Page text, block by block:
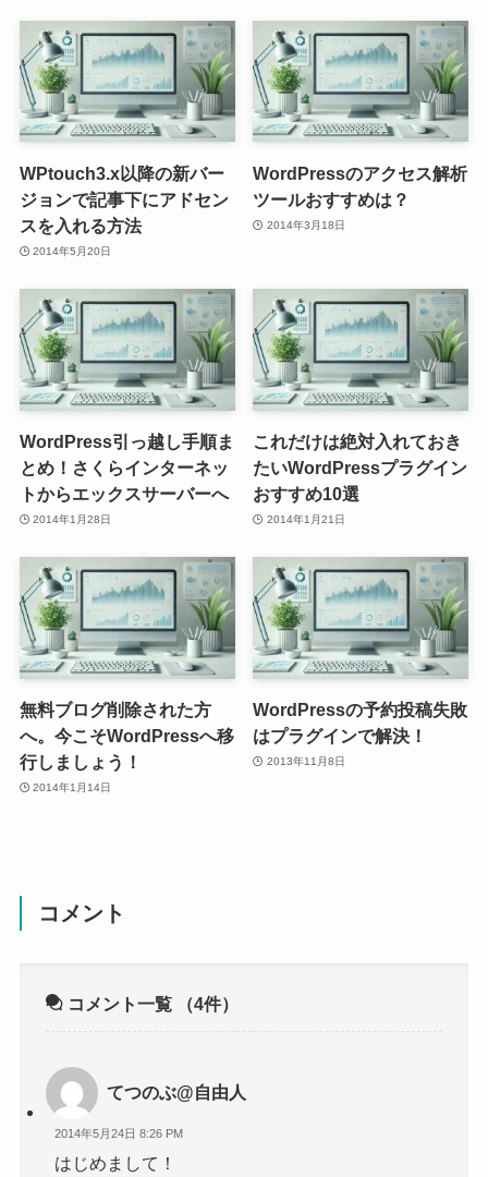
WPtouch3.x以降の新バー
ジョンで記事下にアドセン
スを入れる方法
2014年5月20日
WordPressのアクセス解析
ツールおすすめは？
2014年3月18日
WordPress引っ越し手順ま
とめ！さくらインターネッ
トからエックスサーバーへ
2014年1月28日
これだけは絶対入れておき
たいWordPressプラグイン
おすすめ10選
2014年1月21日
無料ブログ削除された方
へ。今こそWordPressへ移
行しましょう！
2014年1月14日
WordPressの予約投稿失敗
はプラグインで解決！
2013年11月8日
コメント
コメント一覧 （4件）
てつのぶ@自由人
2014年5月24日 8:26 PM
はじめまして！